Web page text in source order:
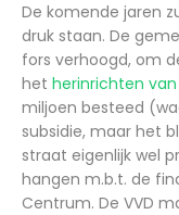
De komende jaren
druk staan. De
fors verhoogd, om
het herinrichten
miljoen besteed
subsidie, maar het
straat eigenlijk wel
hangen m.b.t. de
Centrum. De VVD